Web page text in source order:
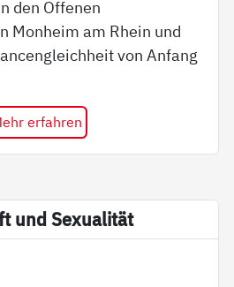
den Offenen
Monheim am Rhein und
von Anfang
erfahren
und Se­xua­li­tät